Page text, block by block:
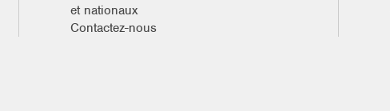
et nationaux
Contactez-nous